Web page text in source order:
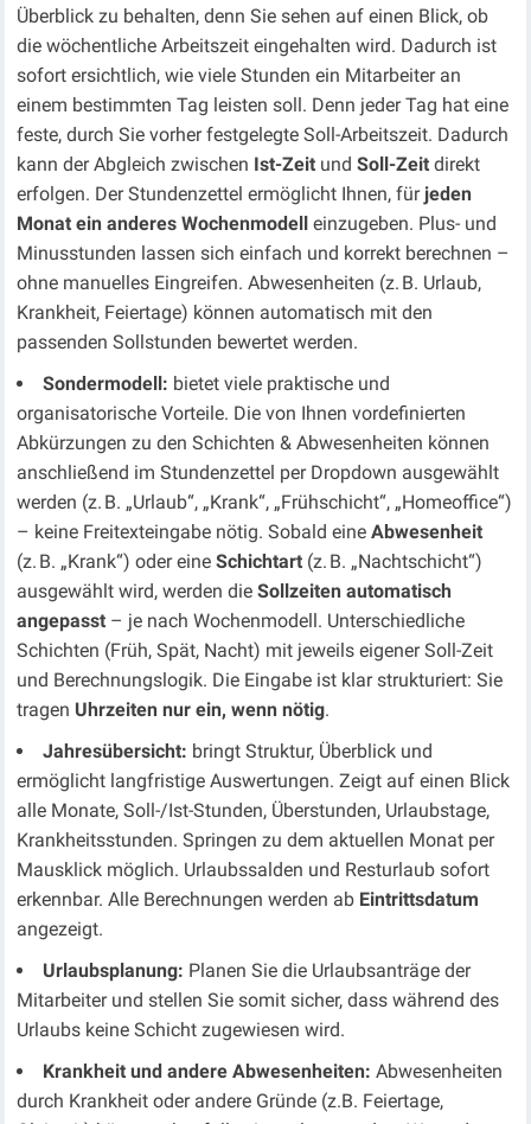
Überblick zu behalten, denn Sie sehen auf einen Blick, ob
die wöchentliche Arbeitszeit eingehalten wird. Dadurch ist
sofort ersichtlich, wie viele Stunden ein Mitarbeiter an
einem bestimmten Tag leisten soll. Denn jeder Tag hat eine
feste, durch Sie vorher festgelegte Soll-Arbeitszeit. Dadurch
kann der Abgleich zwischen Ist-Zeit undSoll-Zeit direkt
erfolgen. Der Stundenzettel ermöglicht Ihnen, fürjeden
Monat ein anderes Wochenmodell
einzugeben. Plus- und
Minusstunden lassen sich einfach und korrekt berechnen –
ohne manuelles Eingreifen. Abwesenheiten (z. B. Urlaub,
Krankheit, Feiertage) können automatisch mit den
passenden Sollstunden bewertet werden.
Sondermodell: bietet viele praktische und
organisatorische Vorteile. Die von Ihnen vordefinierten
Abkürzungen zu den Schichten & Abwesenheiten können
anschließend im Stundenzettel per Dropdown ausgewählt
werden (z. B. „Urlaub“, „Krank“, „Frühschicht“, „Homeoffice“)
– keine Freitexteingabe nötig. Sobald eineAbwesenheit
(z. B. „Krank“) oder eineSchichtart (z. B. „Nachtschicht“)
ausgewählt wird, werden dieSollzeiten automatisch
angepasst – je nach Wochenmodell. Unterschiedliche
Schichten (Früh, Spät, Nacht) mit jeweils eigener Soll-Zeit
und Berechnungslogik. Die Eingabe ist klar strukturiert: Sie
tragen Uhrzeiten nur ein, wenn nötig.
Jahresübersicht: bringt Struktur, Überblick und
ermöglicht langfristige Auswertungen. Zeigt auf einen Blick
alle Monate, Soll-/Ist-Stunden, Überstunden, Urlaubstage,
Krankheitsstunden. Springen zu dem aktuellen Monat per
Mausklick möglich. Urlaubssalden und Resturlaub sofort
erkennbar. Alle Berechnungen werden ab Eintrittsdatum
angezeigt.
Urlaubsplanung: Planen Sie die Urlaubsanträge der
Mitarbeiter und stellen Sie somit sicher, dass während des
Urlaubs keine Schicht zugewiesen wird.
Krankheit und andere Abwesenheiten: Abwesenheiten
durch Krankheit oder andere Gründe (z.B. Feiertage,